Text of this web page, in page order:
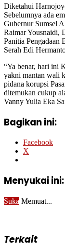
Diketahui
Sebelumnya ada
Gubernur Sumsel
Raimar Yousnaidi,
Panitia Pengadaan
Serah Edi
“Ya benar, hari ini
yakni mantan wali
pidana korupsi
ditemukan cukup
Vanny Yulia Eka
Bagikan ini:
Facebook
X
Menyukai ini:
Suka Memuat...
Terkait